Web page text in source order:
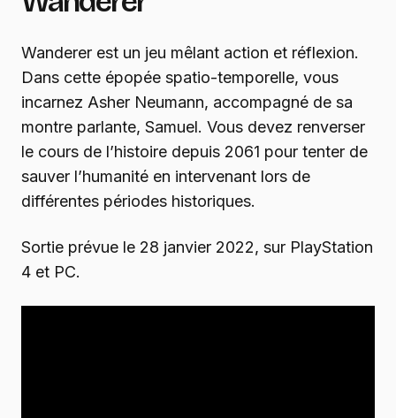
Wanderer est un jeu mêlant action et réflexion.
Dans cette épopée spatio-temporelle, vous
incarnez Asher Neumann, accompagné de sa
montre parlante, Samuel. Vous devez renverser
le cours de l’histoire depuis 2061 pour tenter de
sauver l’humanité en intervenant lors de
différentes périodes historiques.
Sortie prévue le 28 janvier 2022, sur PlayStation
4 et PC.